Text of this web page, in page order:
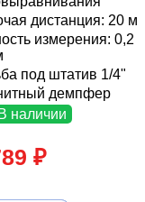
дистанция: 20 м
измерения: 0,2
под штатив 1/4"
демпфер
В наличии
₽